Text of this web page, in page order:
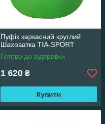
Пуфік каркасний круглий
Шаховатка TIA-SPORT
Готово до відправки
1 620 ₴
Купити